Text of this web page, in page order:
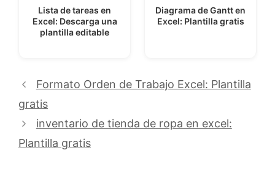
Lista de tareas en
Excel: Descarga una
plantilla editable
Diagrama de Gantt en
Excel: Plantilla gratis
Formato Orden de Trabajo Excel: Plantilla
gratis
inventario de tienda de ropa en excel:
Plantilla gratis